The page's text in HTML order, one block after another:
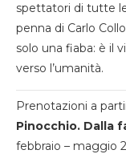
spettatori di tutte
penna di Carlo
solo una fiaba: è il
verso l’umanità.
Prenotazioni a
Pinocchio. Dalla
febbraio – maggio